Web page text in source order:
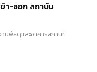
า-ออก สถาบัน
นพัสดุและอาคารสถานที่